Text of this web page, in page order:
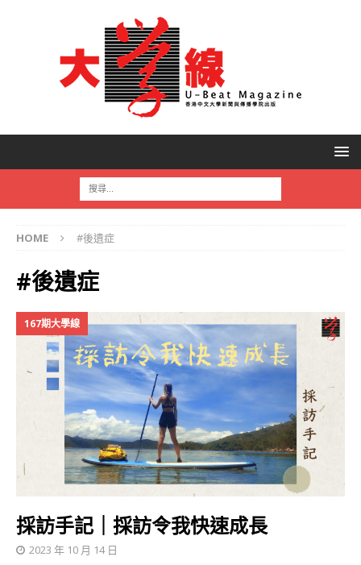
HOME #後遺症
#後遺症
167期大學線
採訪手記｜採訪令我快速成長
2023 年 10 月 14 日